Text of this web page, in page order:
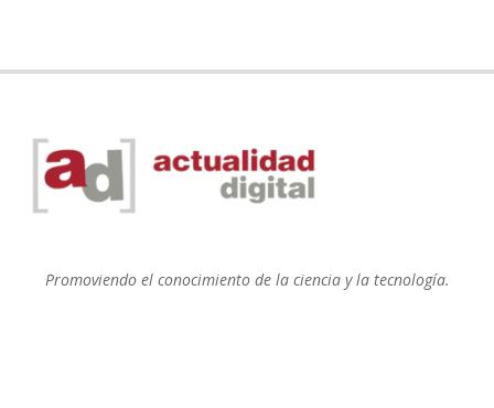
Promoviendo el conocimiento de la ciencia y la tecnología.